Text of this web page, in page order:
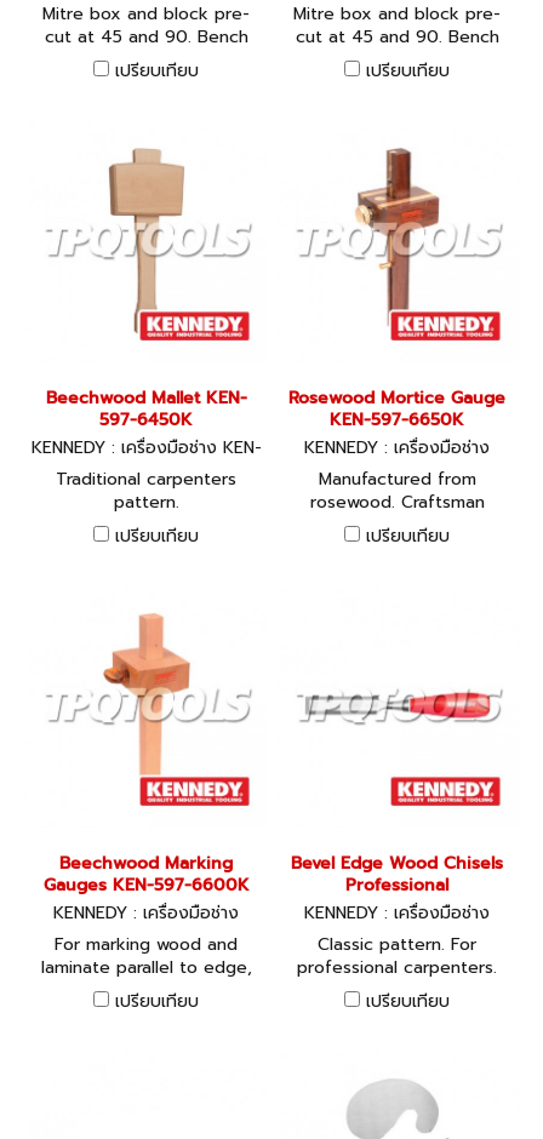
Mitre box and block pre-
cut at 45 and 90. Bench
hook is universal - left and
right handed.
เปรียบเทียบ
Mitre box and block pre-
cut at 45 and 90. Bench
hook is universal - left and
right handed.
เปรียบเทียบ
Beechwood Mallet KEN-
597-6450K
KENNEDY : เครื่องมือช่าง KEN-
597-6450K
Traditional carpenters
pattern.
เปรียบเทียบ
Rosewood Mortice Gauge
KEN-597-6650K
KENNEDY : เครื่องมือช่าง
Manufactured from
rosewood. Craftsman
quality with pull slide, brass
adjustment screw and brass
Capacity: 0 - 150 (6).
เปรียบเทียบ
Beechwood Marking
Gauges KEN-597-6600K
KENNEDY : เครื่องมือช่าง
For marking wood and
laminate parallel to edge,
prior to cutting, sawing or
chiselling. With plastic
เปรียบเทียบ
Bevel Edge Wood Chisels
Professional
KENNEDY : เครื่องมือช่าง
Classic pattern. For
professional carpenters.
เปรียบเทียบ